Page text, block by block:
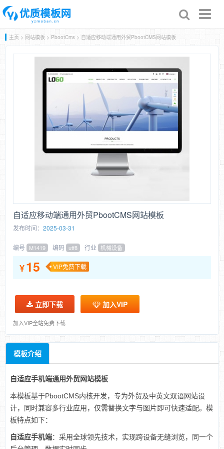
主页 > 网站模板 > PbootCms > 自适应移动端通用外贸PbootCMS网站模板
自适应移动端通用外贸PbootCMS网站模板
发布时间： 2025-03-31
编号 M1419 编码 utf8 行业 机械设备
¥15 VIP免费下载
立即下载 加入VIP
加入VIP全站免费下载
模板介绍
自适应手机端通用外贸网站模板
本模板基于PbootCMS内核开发，专为外贸及中英文双语网站设
计，同时兼容多行业应用，仅需替换文字与图片即可快速适配。模
板特点如下：
自适应手机端：采用全球领先技术，实现跨设备无缝浏览，同一个